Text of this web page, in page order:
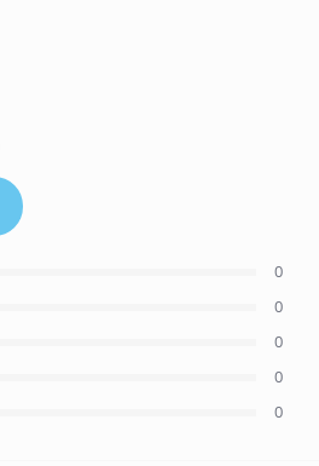
0
0
0
0
0